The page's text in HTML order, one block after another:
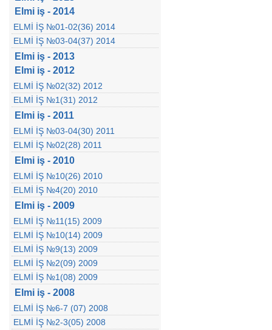
Elmi iş - 2014
ELMİ İŞ №01-02(36) 2014
ELMİ İŞ №03-04(37) 2014
Elmi iş - 2013
Elmi iş - 2012
ELMİ İŞ №02(32) 2012
ELMİ İŞ №1(31) 2012
Elmi iş - 2011
ELMİ İŞ №03-04(30) 2011
ELMİ İŞ №02(28) 2011
Elmi iş - 2010
ELMİ İŞ №10(26) 2010
ELMİ İŞ №4(20) 2010
Elmi iş - 2009
ELMİ İŞ №11(15) 2009
ELMİ İŞ №10(14) 2009
ELMİ İŞ №9(13) 2009
ELMİ İŞ №2(09) 2009
ELMİ İŞ №1(08) 2009
Elmi iş - 2008
ELMİ İŞ №6-7 (07) 2008
ELMİ İŞ №2-3(05) 2008